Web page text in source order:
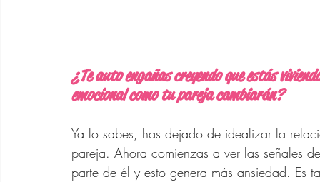
Bolsos de Diseñador
Zapatos para Mujeres
¿Te auto engañas creyendo que estás
emocional como tu pareja cambiarán?
Ya lo sabes, has dejado de idealizar la
pareja. Ahora comienzas a ver las señales
parte de él y esto genera más ansiedad.